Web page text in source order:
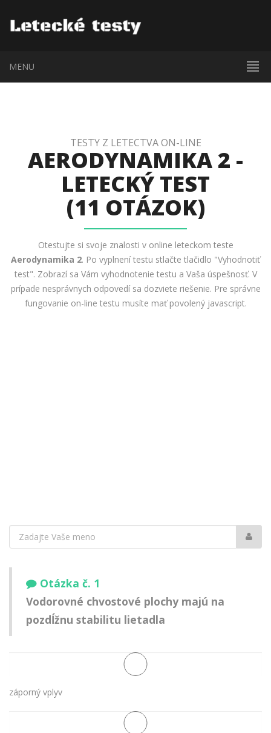
MENU
TESTY Z LETECTVA ON-LINE
AERODYNAMIKA 2 -
LETECKÝ TEST
(11 OTÁZOK)
Otestujte si svoje znalosti v online leteckom teste
Aerodynamika 2. Po vyplnení testu stlačte tlačidlo "Vyhodnotiť
test". Zobrazí sa Vám vyhodnotenie testu a Vaša úspešnosť. V
prípade nesprávnych odpovedí sa dozviete riešenie. Pre správne
fungovanie on-line testu musíte mať povolený javascript.
Vaše
meno:
Otázka č. 1
Vodorovné chvostové plochy majú na
pozdĺžnu stabilitu lietadla
záporný vplyv